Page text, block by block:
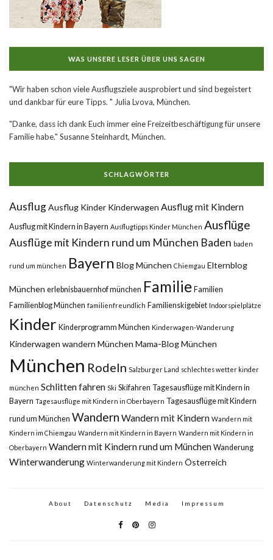
WAS UNSERE LESER ÜBER UNS SAGEN
"Wir haben schon viele Ausflugsziele ausprobiert und sind begeistert
und dankbar für eure Tipps. " Julia Lvova, München.
"Danke, dass ich dank Euch immer eine Freizeitbeschäftigung für unsere
Familie habe." Susanne Steinhardt, München.
SCHLAGWÖRTER
AusflugAusflug Kinder Kinderwagen Ausflug mit Kindern
Ausflug mit Kindern in Bayern Ausflugtipps Kinder München Ausflüge
Ausflüge mit Kindern rund um München Baden baden
rund um münchen Bayern Blog München Chiemgau Elternblog
München erlebnisbauernhof münchen Familie Familien
Familienblog München familienfreundlich Familienskigebiet Indoorspielplätze
Kinder Kinderprogramm München Kinderwagen-Wanderung
Kinderwagen wandern München Mama-Blog München
München Rodeln Salzburger Land schlechtes wetter kinder
münchen Schlitten fahren Ski Skifahren Tagesausflüge mit Kindern in
Bayern Tagesausflüge mit Kindern in Oberbayern Tagesausflüge mit Kindern
rund um München Wandern Wandern mit Kindern Wandern mit
Kindern im Chiemgau Wandern mit Kindern in Bayern Wandern mit Kindern in
Oberbayern Wandern mit Kindern rund um München Wanderung
Winterwanderung Winterwanderung mit Kindern Österreich
About Datenschutz Media Impressum